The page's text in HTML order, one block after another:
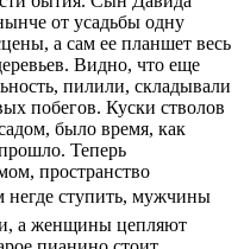
от усадьбы одну
а сам ее планшет весь
Видно, что еще
пилили, складывали
побегов. Куски стволов
было время, как
Теперь
пространство
негде ступить, мужчины
а женщины цепляют